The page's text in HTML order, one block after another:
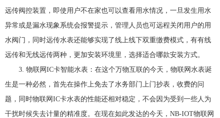
远传阀控装置，即使用户不在家也可以查看用水情况，一旦发生用水
异常或是漏水现象系统会报警提示，管理人员也可远程关闭用户的用
水阀门，同时远传水表还能够实现了线上线下双重缴费模式，有有线
远传和无线远传两种，更加安装环境里，选择适合哪款安装方式。
3. 物联网IC卡智能水表 ：在这个万物互联的今天，物联网水表诞
生是一种必然，首先在操作上免去了水务部门上门抄表，收费的问
题，同时物联网IC卡水表的性能还相对稳定，不会因为受到一些人为
干扰时候失去计量的精准度。在现在如此发达的今天， NB-IOT物联网